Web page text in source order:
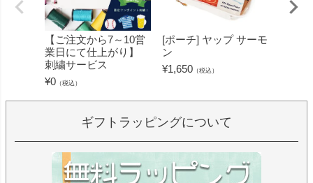
【ご注文から7～10営
業日にて仕上がり】
刺繍サービス
¥0 （税込）
[ポーチ] ヤップ サーモ
ン
¥1,650 （税込）
ギフトラッピングについて